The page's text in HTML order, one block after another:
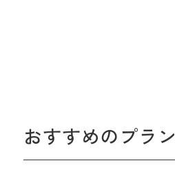
おすすめのプラン